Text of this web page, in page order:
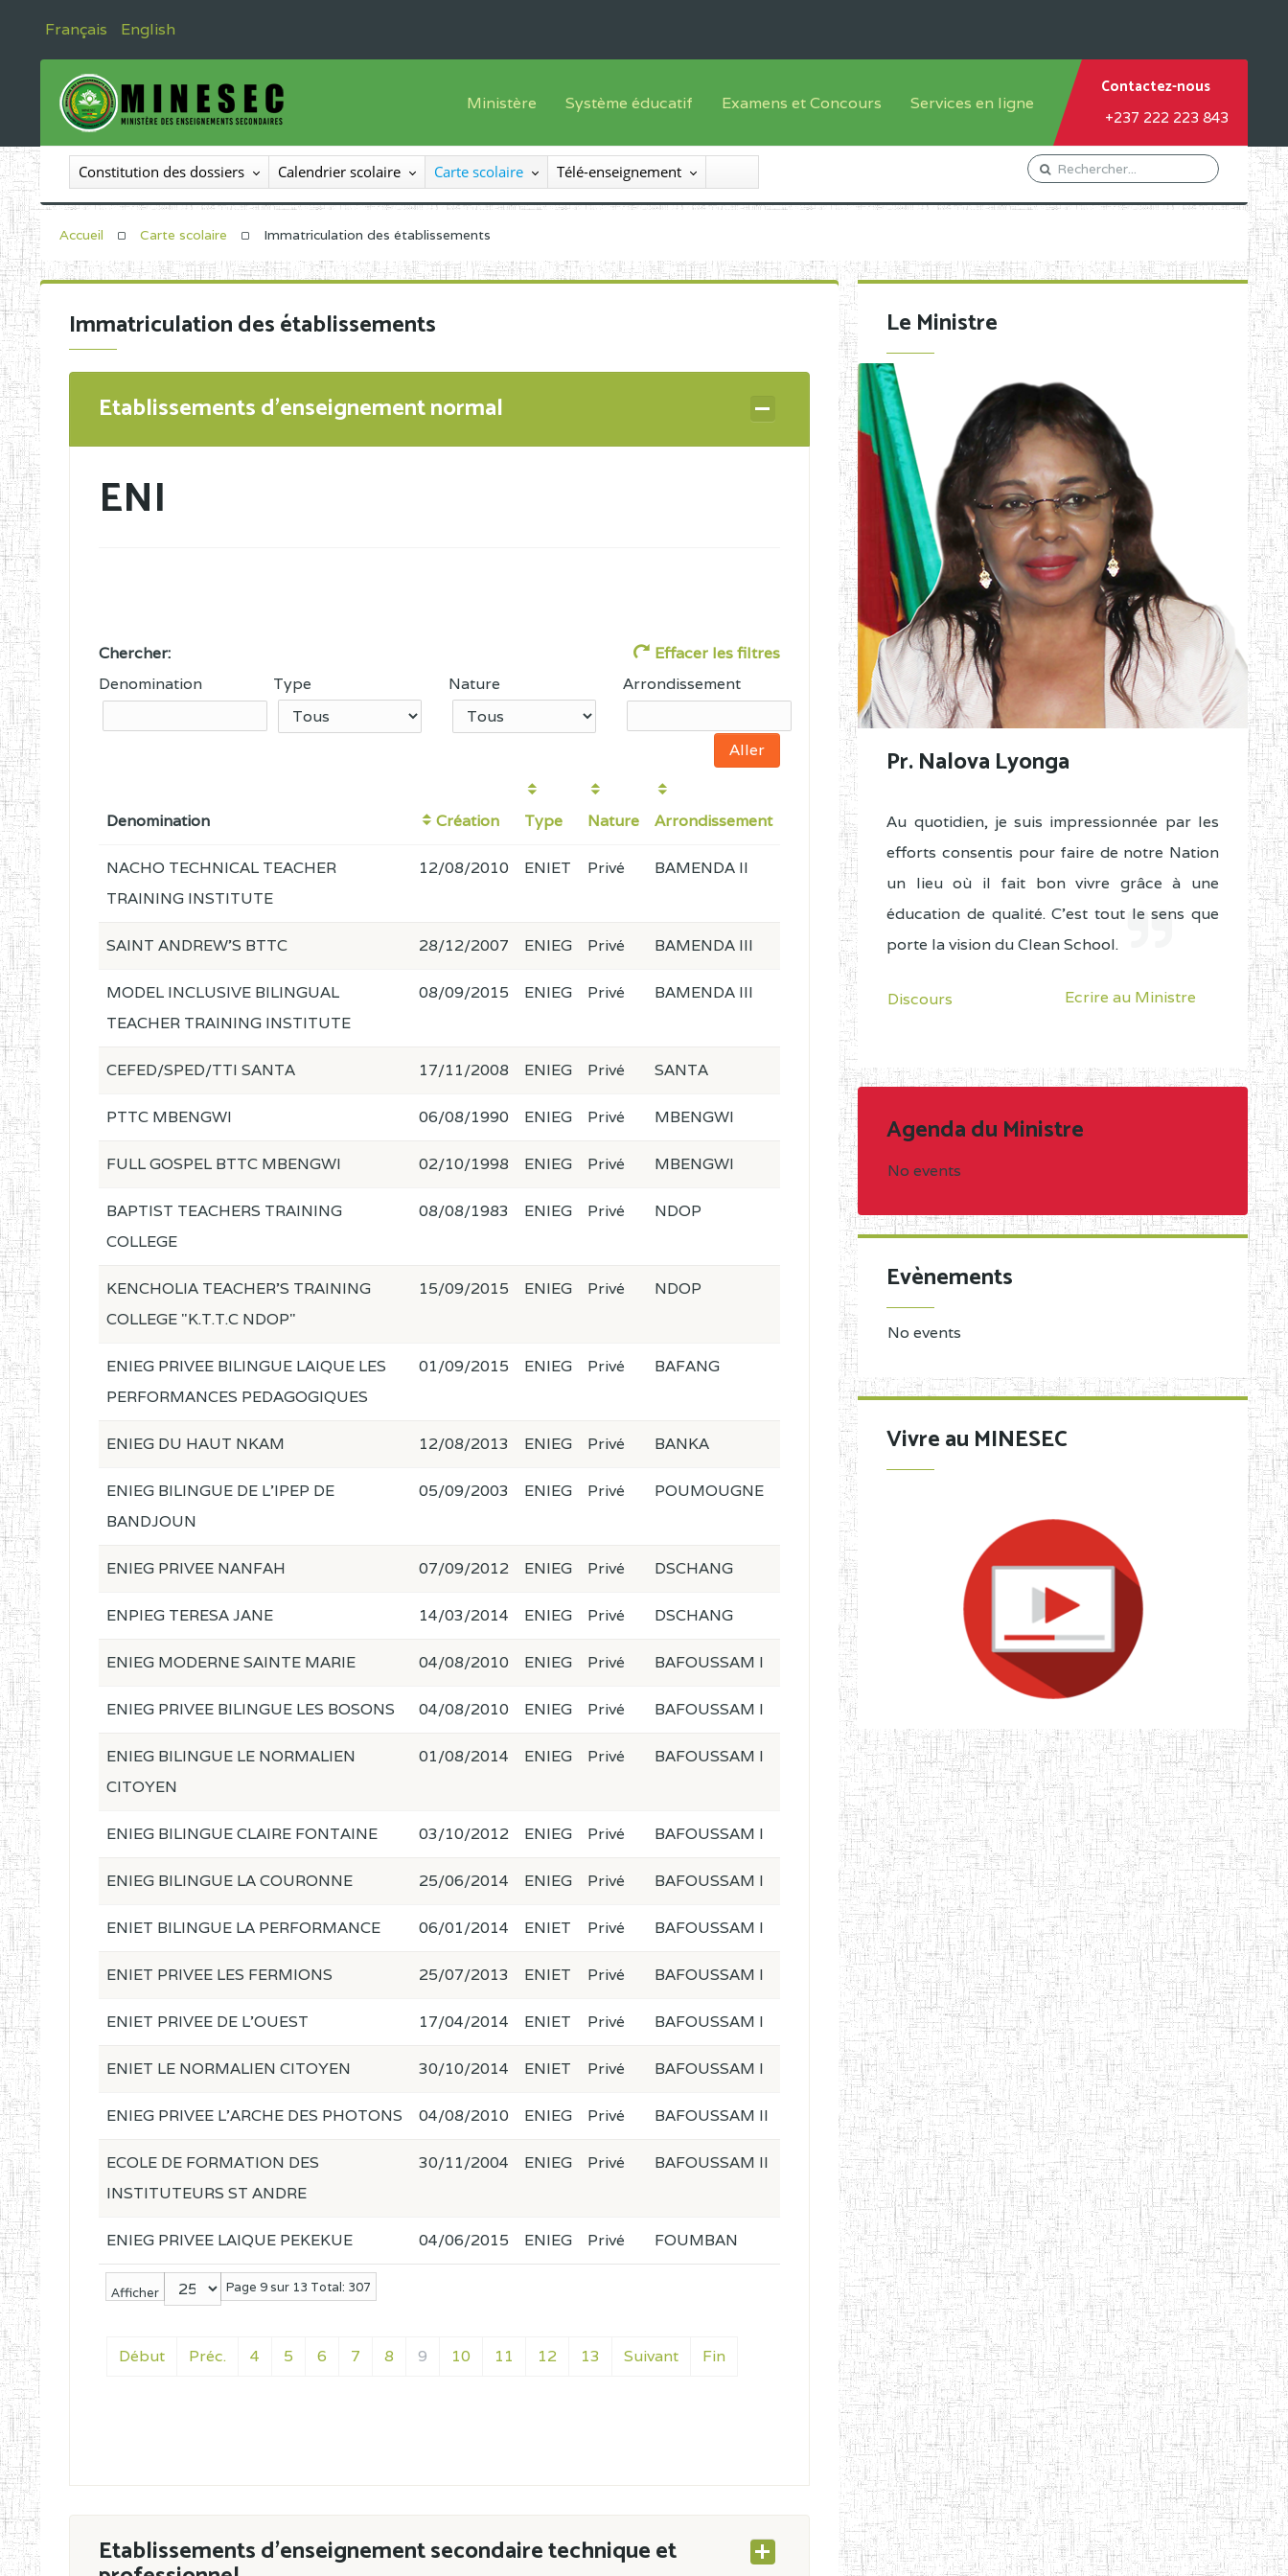
Français English
Ministère
Le Ministre
Le SEESEN
Inspection Générale des Enseignements
Organigramme
Système éducatif
Offre de formation
Sous système francophone
Progammes d'études
Examens et Concours
Inscriptions
Liste des candidats
Diplômes disponibles
Services en ligne
Orientation Conseil
Gestion du Personnel
Demande de subvention
Contactez-nous
+237 222 223 843
Constitution des dossiers Calendrier scolaire Carte scolaire Télé-enseignement
Accueil Carte scolaire Immatriculation des établissements
Immatriculation des établissements
Etablissements d'enseignement normal
ENI
Chercher:
Effacer les filtres
Denomination
Type Nature Arrondissement
Denomination Création Type Nature Arrondissement
Afficher Page 9 sur 13 Total: 307
Début Préc. 4 5 6 7 8 9 10 11 12 13 Suivant Fin
NACHO TECHNICAL TEACHER
TRAINING INSTITUTE
12/08/2010 ENIET Privé BAMENDA II
SAINT ANDREW'S BTTC 28/12/2007 ENIEG Privé BAMENDA III
MODEL INCLUSIVE BILINGUAL
TEACHER TRAINING INSTITUTE
08/09/2015 ENIEG Privé BAMENDA III
CEFED/SPED/TTI SANTA 17/11/2008 ENIEG Privé SANTA
PTTC MBENGWI 06/08/1990 ENIEG Privé MBENGWI
FULL GOSPEL BTTC MBENGWI 02/10/1998 ENIEG Privé MBENGWI
BAPTIST TEACHERS TRAINING
COLLEGE
08/08/1983 ENIEG Privé NDOP
KENCHOLIA TEACHER'S TRAINING
COLLEGE "K.T.T.C NDOP"
15/09/2015 ENIEG Privé NDOP
ENIEG PRIVEE BILINGUE LAIQUE LES
PERFORMANCES PEDAGOGIQUES
01/09/2015 ENIEG Privé BAFANG
ENIEG DU HAUT NKAM 12/08/2013 ENIEG Privé BANKA
ENIEG BILINGUE DE L'IPEP DE
BANDJOUN
05/09/2003 ENIEG Privé POUMOUGNE
ENIEG PRIVEE NANFAH 07/09/2012 ENIEG Privé DSCHANG
ENPIEG TERESA JANE 14/03/2014 ENIEG Privé DSCHANG
ENIEG MODERNE SAINTE MARIE 04/08/2010 ENIEG Privé BAFOUSSAM I
ENIEG PRIVEE BILINGUE LES BOSONS 04/08/2010 ENIEG Privé BAFOUSSAM I
ENIEG BILINGUE LE NORMALIEN
CITOYEN
01/08/2014 ENIEG Privé BAFOUSSAM I
ENIEG BILINGUE CLAIRE FONTAINE 03/10/2012 ENIEG Privé BAFOUSSAM I
ENIEG BILINGUE LA COURONNE 25/06/2014 ENIEG Privé BAFOUSSAM I
ENIET BILINGUE LA PERFORMANCE 06/01/2014 ENIET Privé BAFOUSSAM I
ENIET PRIVEE LES FERMIONS 25/07/2013 ENIET Privé BAFOUSSAM I
ENIET PRIVEE DE L'OUEST 17/04/2014 ENIET Privé BAFOUSSAM I
ENIET LE NORMALIEN CITOYEN 30/10/2014 ENIET Privé BAFOUSSAM I
ENIEG PRIVEE L'ARCHE DES PHOTONS 04/08/2010 ENIEG Privé BAFOUSSAM II
ECOLE DE FORMATION DES
INSTITUTEURS ST ANDRE
30/11/2004 ENIEG Privé BAFOUSSAM II
ENIEG PRIVEE LAIQUE PEKEKUE 04/06/2015 ENIEG Privé FOUMBAN
Etablissements d'enseignement secondaire technique et
Le Ministre
Pr. Nalova Lyonga
Au quotidien, je suis impressionnée par les
efforts consentis pour faire de notre Nation
un lieu où il fait bon vivre grâce à une
éducation de qualité. C'est tout le sens que
porte la vision du Clean School.
Discours Ecrire au Ministre
Agenda du Ministre
No events
Evènements
No events
Vivre au MINESEC